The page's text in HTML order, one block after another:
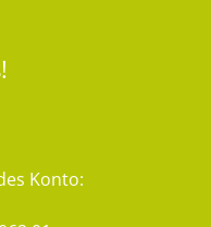
Konto: